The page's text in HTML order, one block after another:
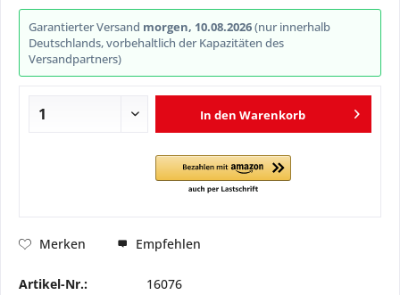
Garantierter Versand morgen, 10.08.2026(nur innerhalb
Deutschlands, vorbehaltlich der Kapazitäten des
Versandpartners)
In den Warenkorb
Merken Empfehlen
Artikel-Nr.:
16076